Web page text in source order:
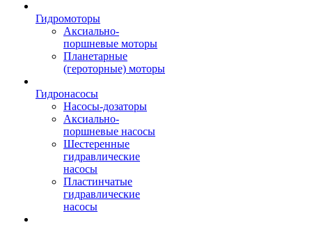
Гидромоторы
Аксиально-
поршневые моторы
Планетарные
(героторные) моторы
Гидронасосы
Насосы-дозаторы
Аксиально-
поршневые насосы
Шестеренные
гидравлические
насосы
Пластинчатые
гидравлические
насосы